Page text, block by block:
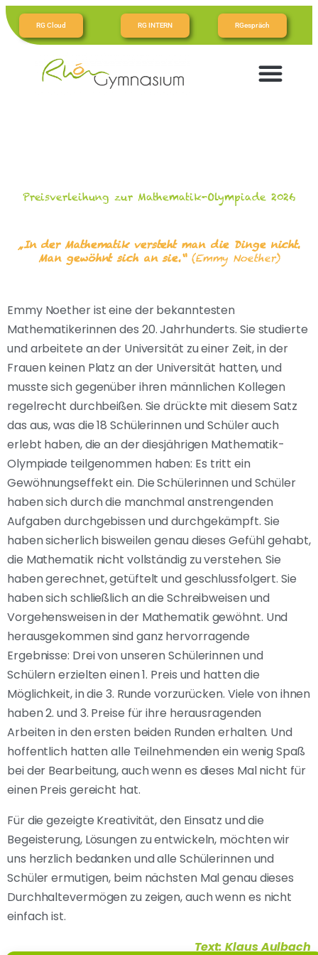
RG Cloud RG INTERN RGespräch
Preisverleihung zur Mathematik-Olympiade 2026
„In der Mathematik versteht man die Dinge nicht.
Man gewöhnt sich an sie.“ (Emmy Noether)
Emmy Noether ist eine der bekanntesten
Mathematikerinnen des 20. Jahrhunderts. Sie studierte
und arbeitete an der Universität zu einer Zeit, in der
Frauen keinen Platz an der Universität hatten, und
musste sich gegenüber ihren männlichen Kollegen
regelrecht durchbeißen. Sie drückte mit diesem Satz
das aus, was die 18 Schülerinnen und Schüler auch
erlebt haben, die an der diesjährigen Mathematik-
Olympiade teilgenommen haben: Es tritt ein
Gewöhnungseffekt ein. Die Schülerinnen und Schüler
haben sich durch die manchmal anstrengenden
Aufgaben durchgebissen und durchgekämpft. Sie
haben sicherlich bisweilen genau dieses Gefühl gehabt,
die Mathematik nicht vollständig zu verstehen. Sie
haben gerechnet, getüftelt und geschlussfolgert. Sie
haben sich schließlich an die Schreibweisen und
Vorgehensweisen in der Mathematik gewöhnt. Und
herausgekommen sind ganz hervorragende
Ergebnisse: Drei von unseren Schülerinnen und
Schülern erzielten einen 1. Preis und hatten die
Möglichkeit, in die 3. Runde vorzurücken. Viele von ihnen
haben 2. und 3. Preise für ihre herausragenden
Arbeiten in den ersten beiden Runden erhalten. Und
hoffentlich hatten alle Teilnehmenden ein wenig Spaß
bei der Bearbeitung, auch wenn es dieses Mal nicht für
einen Preis gereicht hat.
Für die gezeigte Kreativität, den Einsatz und die
Begeisterung, Lösungen zu entwickeln, möchten wir
uns herzlich bedanken und alle Schülerinnen und
Schüler ermutigen, beim nächsten Mal genau dieses
Durchhaltevermögen zu zeigen, auch wenn es nicht
einfach ist.
Text: Klaus Aulbach